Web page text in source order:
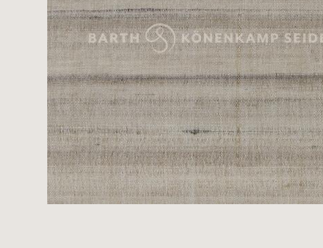
Es sind bisher keine Produkte auf Ihrer
Merkliste.